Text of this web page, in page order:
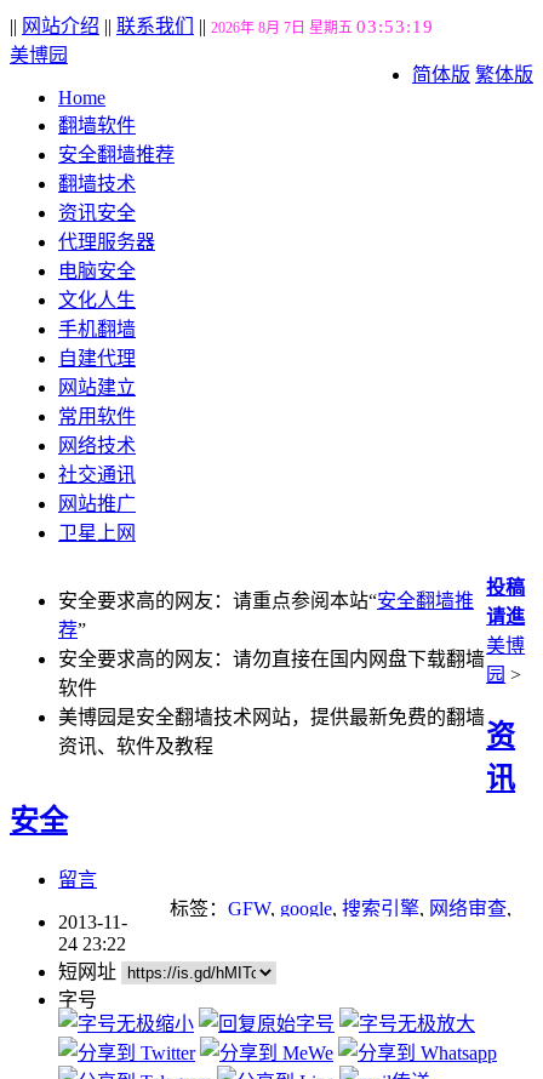
|| 网站介绍 || 联系我们 || 2026年 8月 7日 星期五 03:53:20
简体版 繁体版
美博园
Home
翻墙软件
安全翻墙推荐
翻墙技术
资讯安全
代理服务器
电脑安全
文化人生
手机翻墙
自建代理
网站建立
常用软件
网络技术
社交通讯
网站推广
卫星上网
安全要求高的网友：请重点参阅本站“安全翻墙推
荐”
安全要求高的网友：请勿直接在国内网盘下载翻墙
软件
美博园是安全翻墙技术网站，提供最新免费的翻墙
资讯、软件及教程
投稿
请進
美博
园 >
资
讯
安全
留言
标签： GFW, google, 搜索引擎, 网络审查,
2013-11-
24 23:22
短网址
字号